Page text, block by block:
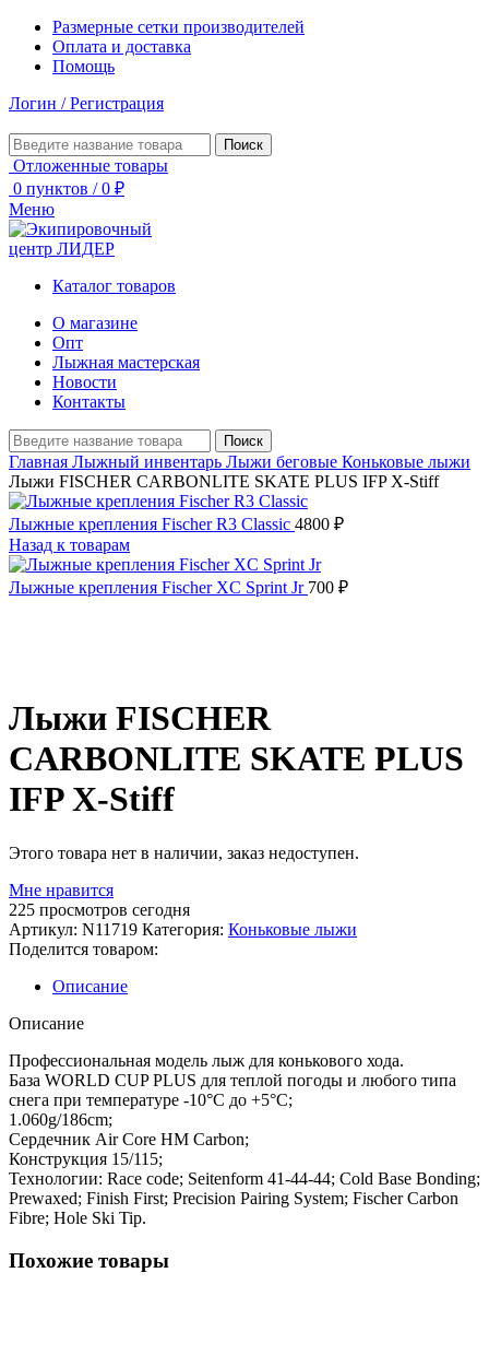
Размерные сетки производителей
Оплата и доставка
Помощь
Логин / Регистрация
Поиск
Отложенные товары
0 пунктов / 0 ₽
Меню
Каталог товаров
О магазине
Опт
Лыжная мастерская
Новости
Контакты
Поиск
Главная Лыжный инвентарь Лыжи беговые Коньковые лыжи
Лыжи FISCHER CARBONLITE SKATE PLUS IFP X-Stiff
Лыжные крепления Fischer R3 Classic 4800 ₽
Назад к товарам
Лыжные крепления Fischer XC Sprint Jr 700 ₽
Лыжи FISCHER
CARBONLITE SKATE PLUS
IFP X-Stiff
Этого товара нет в наличии, заказ недоступен.
Мне нравится
225 просмотров сегодня
Артикул: N11719 Категория: Коньковые лыжи
Поделится товаром:
Описание
Описание
Профессиональная модель лыж для конькового хода.
База WORLD CUP PLUS для теплой погоды и любого типа
снега при температуре -10°C до +5°C;
1.060g/186cm;
Сердечник Air Core HM Carbon;
Конструкция 15/115;
Технологии: Race code; Seitenform 41-44-44; Cold Base Bonding;
Prewaxed; Finish First; Precision Pairing System; Fischer Carbon
Fibre; Hole Ski Tip.
Похожие товары